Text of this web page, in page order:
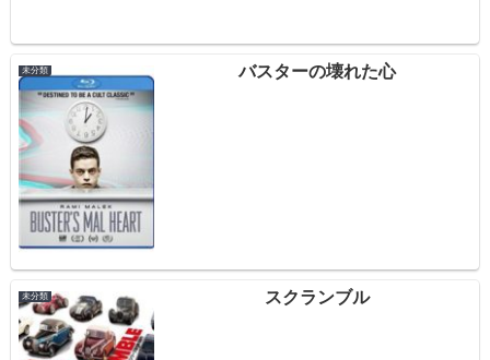
未分類 バスターの壊れた心
未分類 スクランブル